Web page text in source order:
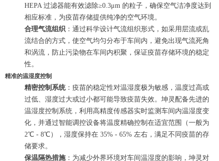
HEPA 过滤器能有效滤除≥0.3μm 的粒子，确保空气洁净度达到
相应标准，为疫苗存储提供纯净的空气环境。
合理气流组织 ：通过科学设计气流组织形式，如采用层流或乱
流结合的方式，使空气均匀分布于车间内，避免出现气流死角
和涡流，防止污染物在车间内积聚，保证疫苗存储环境的稳定
性。
精准的温湿度控制
精密控制系统：疫苗的稳定性对温湿度极为敏感，温度过高或
过低、湿度过大或过小都可能导致疫苗失效。坤灵配备先进的
温湿度控制系统，利用高精度传感器实时监测车间内温湿度变
化，并通过智能调控设备将温度精确控制在适宜范围（一般为
2℃ - 8℃），湿度保持在 35% - 65% 左右，满足不同疫苗的存
储要求。
保温隔热措施：为减少外界环境对车间温湿度的影响，坤灵对